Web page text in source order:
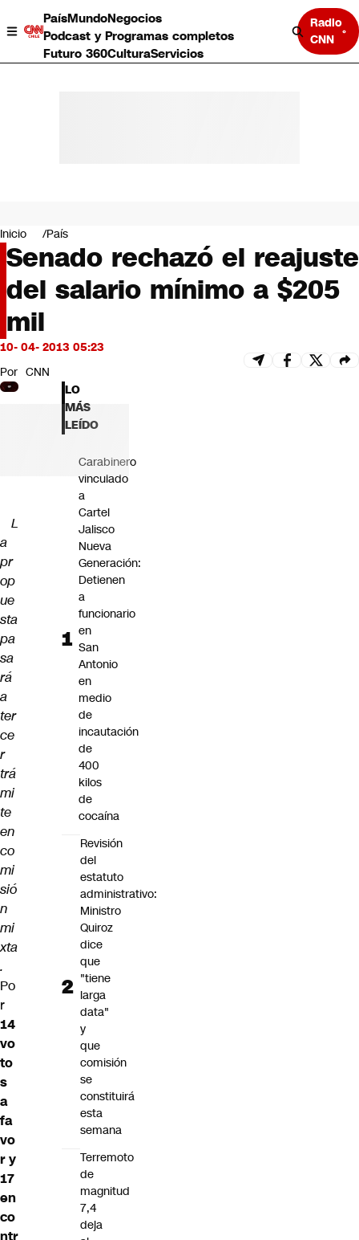
PaísMundoNegocios
Podcast y Programas completos
Futuro 360CulturaServicios
Radio
CNN
Negocios
Deportes
Programas completos
Cultura
Servicios
Bits
CNN tiempo
Futuro 360
Opinión
Inicio País
Senado rechazó el reajuste
del salario mínimo a $205
mil
10- 04- 2013 05:23
Por CNN
L
a
pr
op
ue
sta
pa
sa
rá
a
ter
ce
r
trá
mi
te
en
co
mi
sió
n
mi
xta
.
Po
r
14
vo
to
s
a
fa
vo
r y
17
en
co
ntr
LO
MÁS
LEÍDO
Carabinero
vinculado
a
Cartel
Jalisco
Nueva
Generación:
Detienen
a
funcionario
en
San
Antonio
en
medio
de
incautación
de
400
kilos
de
cocaína
Revisión
del
estatuto
administrativo:
Ministro
Quiroz
dice
que
"tiene
larga
data"
y
que
comisión
se
constituirá
esta
semana
Terremoto
de
magnitud
7,4
deja